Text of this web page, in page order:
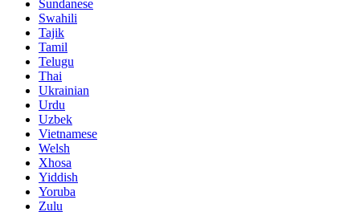
Sundanese
Swahili
Tajik
Tamil
Telugu
Thai
Ukrainian
Urdu
Uzbek
Vietnamese
Welsh
Xhosa
Yiddish
Yoruba
Zulu